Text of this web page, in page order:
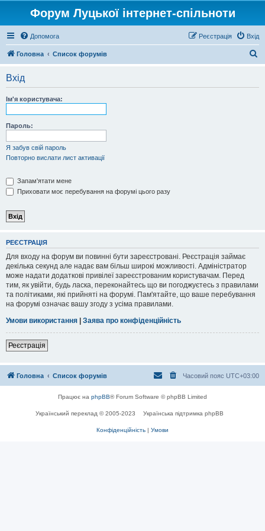
Форум Луцької інтернет-спільноти
Допомога Вхід
Реєстрація
Головна Список форумів
Вхід
Ім'я користувача:
Пароль:
Я забув свій пароль
Повторно вислати лист активації
Запам'ятати мене
Приховати моє перебування на форумі цього разу
РЕЄСТРАЦІЯ
Для входу на форум ви повинні бути зареєстровані. Реєстрація займає
декілька секунд але надає вам більш широкі можливості. Адміністратор
може надати додаткові привілеї зареєстрованим користувачам. Перед
тим, як увійти, будь ласка, переконайтесь що ви погоджуєтесь з правилами
та політиками, які прийняті на форумі. Пам'ятайте, що ваше перебування
на форумі означає вашу згоду з усіма правилами.
Умови використання | Заява про конфіденційність
Реєстрація
Головна Список форумів Часовий пояс UTC+03:00
Працює на phpBB® Forum Software © phpBB Limited
Український переклад © 2005-2023 Українська підтримка phpBB
Конфіденційність | Умови